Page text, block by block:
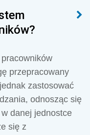
przepracowany
zastosować
odnosząc się
danej jednostce
się z